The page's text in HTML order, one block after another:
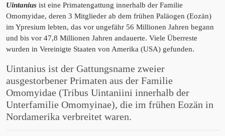
Uintanius ist eine Primatengattung innerhalb der Familie
Omomyidae, deren 3 Mitglieder ab dem frühen Paläogen (Eozän)
im Ypresium lebten, das vor ungefähr 56 Millionen Jahren begann
und bis vor 47,8 Millionen Jahren andauerte. Viele Überreste
wurden in Vereinigte Staaten von Amerika (USA) gefunden.
Uintanius ist der Gattungsname zweier
ausgestorbener Primaten aus der Familie
Omomyidae (Tribus Uintaniini innerhalb der
Unterfamilie Omomyinae), die im frühen Eozän in
Nordamerika verbreitet waren.